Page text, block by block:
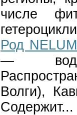
числе
Род
—
Волги),
Содержит...